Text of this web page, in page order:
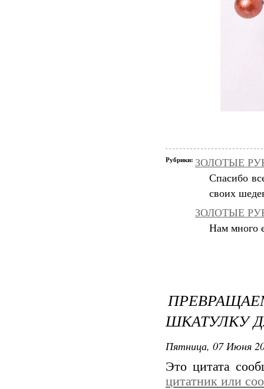
Рубрики: ЗОЛОТЫЕ
Спасибо
своих
ЗОЛОТЫЕ
Нам много
ШКАТУЛКУ
Пятница, 07 Июня
Это цитата
цитатник или